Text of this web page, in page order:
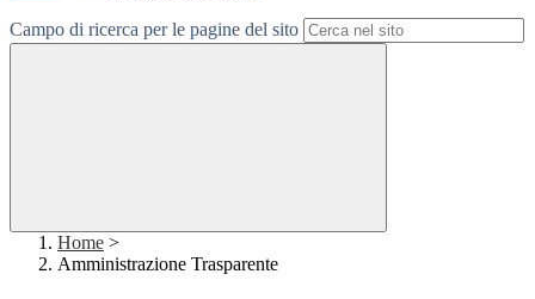
Campo di ricerca per le pagine del sito
Home >
Amministrazione Trasparente